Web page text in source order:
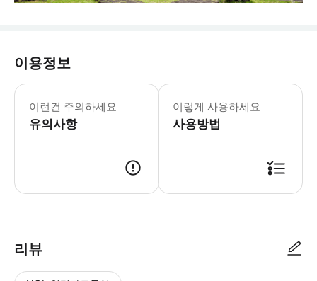
이용정보
이런건 주의하세요
유의사항
이렇게 사용하세요
사용방법
리뷰